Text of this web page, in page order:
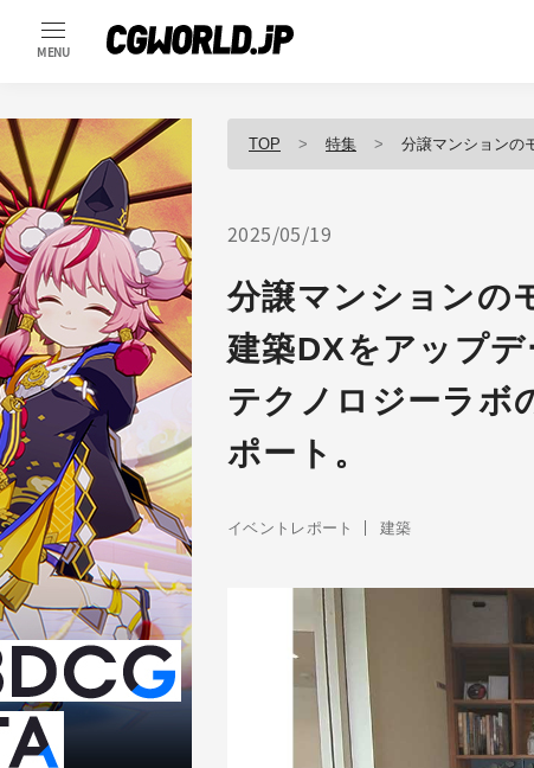
MENU
TOP 特集 分譲マンションのモデルルームも
2025/05/19
分譲マンションの
建築DXをアップ
テクノロジーラボ
ポート。
イベントレポート 建築